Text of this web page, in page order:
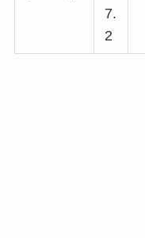
7.
2